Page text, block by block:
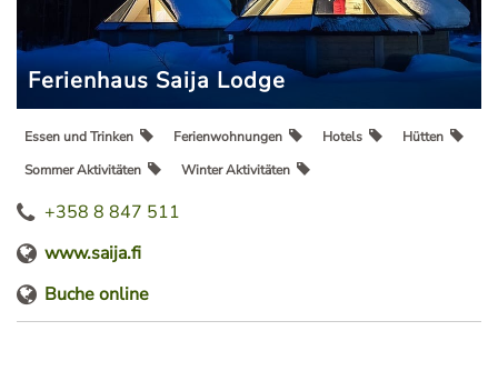
Ferienhaus Saija Lodge
Essen und Trinken Ferienwohnungen Hotels
Hütten
Sommer Aktivitäten
Winter Aktivitäten
+358 8 847 511
www.saija.fi
Buche online